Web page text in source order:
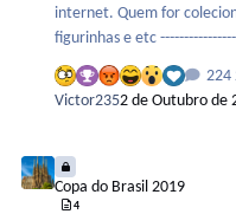
internet. Quem for colecionar aproveite pra comentar a busca pelas
figurinhas e etc ----------------------------------------------- Quem esteve aqui
em 2014 deve se lembrar,
disso o tópico do álbum da
Victor2352 de Outubro de
Copa do Brasil 2019
4